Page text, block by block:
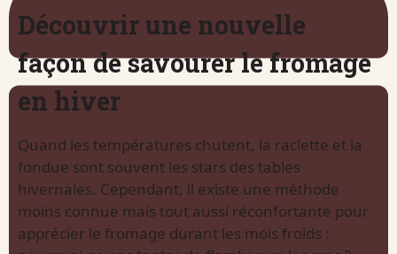
Découvrir une nouvelle
façon de savourer le fromage
en hiver
Quand les températures chutent, la raclette et la
fondue sont souvent les stars des tables
hivernales. Cependant, il existe une méthode
moins connue mais tout aussi réconfortante pour
apprécier le fromage durant les mois froids :